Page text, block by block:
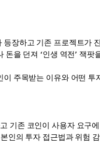
장하고 기존 프로젝트가
을 던져 ‘인생 역전’ 잭팟
주목받는 이유와 어떤
기존 코인이 사용자 요구
인의 투자 접근법과 위험